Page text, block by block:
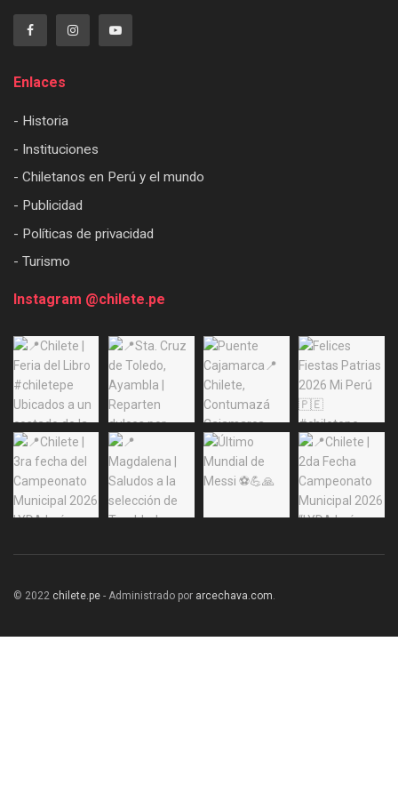
Enlaces
- Historia
- Instituciones
- Chiletanos en Perú y el mundo
- Publicidad
- Políticas de privacidad
- Turismo
Instagram @chilete.pe
© 2022 chilete.pe - Administrado por arcechava.com